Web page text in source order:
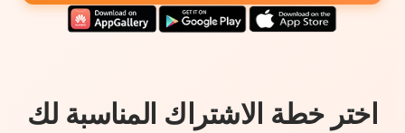
اختر خطة الاشتراك المناسبة لك